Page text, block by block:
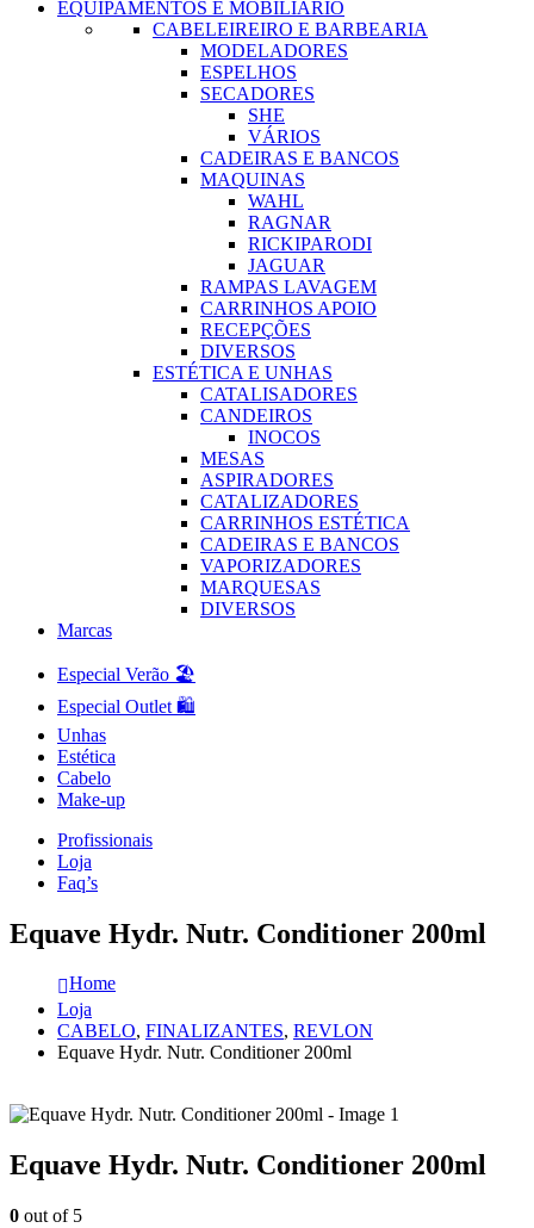
EQUIPAMENTOS E MOBILIARIO
CABELEIREIRO E BARBEARIA
MODELADORES
ESPELHOS
SECADORES
SHE
VÁRIOS
CADEIRAS E BANCOS
MAQUINAS
WAHL
RAGNAR
RICKIPARODI
JAGUAR
RAMPAS LAVAGEM
CARRINHOS APOIO
RECEPÇÕES
DIVERSOS
ESTÉTICA E UNHAS
CATALISADORES
CANDEIROS
INOCOS
MESAS
ASPIRADORES
CATALIZADORES
CARRINHOS ESTÉTICA
CADEIRAS E BANCOS
VAPORIZADORES
MARQUESAS
DIVERSOS
Marcas
Especial Verão 🏖️
Especial Outlet 🛍️
Unhas
Estética
Cabelo
Make-up
Profissionais
Loja
Faq’s
Equave Hydr. Nutr. Conditioner 200ml
Home
Loja
CABELO, FINALIZANTES, REVLON
Equave Hydr. Nutr. Conditioner 200ml
Equave Hydr. Nutr. Conditioner 200ml
0 out of 5